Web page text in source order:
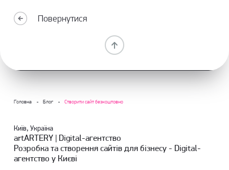
Повернутися
Київ, Україна
artARTERY | Digital-агентство
Розробка та створення сайтів для бізнесу - Digital-
агентство у Києві
Головна Блог Створити сайт безкоштовно